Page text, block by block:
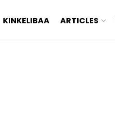
KINKELIBAA ARTICLES